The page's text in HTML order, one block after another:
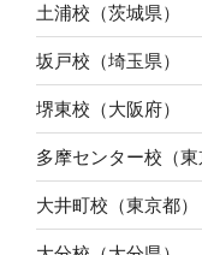
土浦校（茨城県）
坂戸校（埼玉県）
堺東校（大阪府）
多摩センター校（東
大井町校（東京都）